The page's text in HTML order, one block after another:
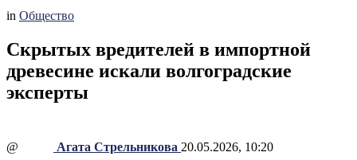
in Общество
Скрытых вредителей в импортной
древесине искали волгоградские
эксперты
@ Агата Стрельникова 20.05.2026, 10:20